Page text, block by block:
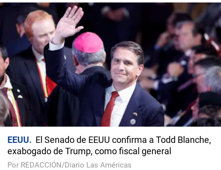
EEUU
El Senado de EEUU confirma a Todd Blanche,
exabogado de Trump, como fiscal general
Por REDACCIÓN/Diario Las Américas